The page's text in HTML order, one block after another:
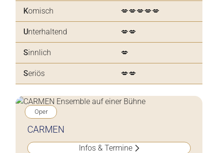
Komisch 💋💋💋💋💋
Unterhaltend 💋💋
Sinnlich 💋
Seriös 💋💋
Oper
CARMEN
Infos & Termine